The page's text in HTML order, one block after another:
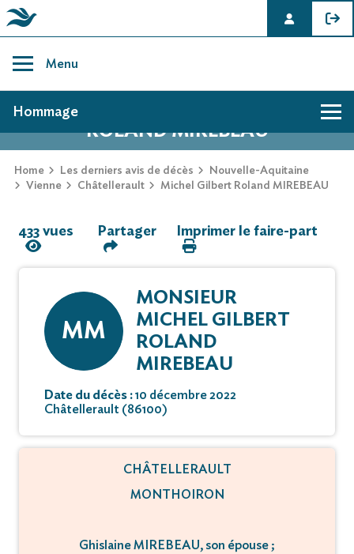
content
Menu
AVIS DE DÉCÈS DE MICHEL GILBERT
ROLAND MIREBEAU
Home Les derniers avis de décès
Nouvelle-Aquitaine
Vienne
Châtellerault Michel Gilbert Roland MIREBEAU
Hommage
433 vues Partager Imprimer le faire-part
MM
MONSIEUR
MICHEL GILBERT
ROLAND
MIREBEAU
Date du décès :10 décembre 2022
Châtellerault (86100)
CHÂTELLERAULT
MONTHOIRON
Ghislaine MIREBEAU, son épouse ;